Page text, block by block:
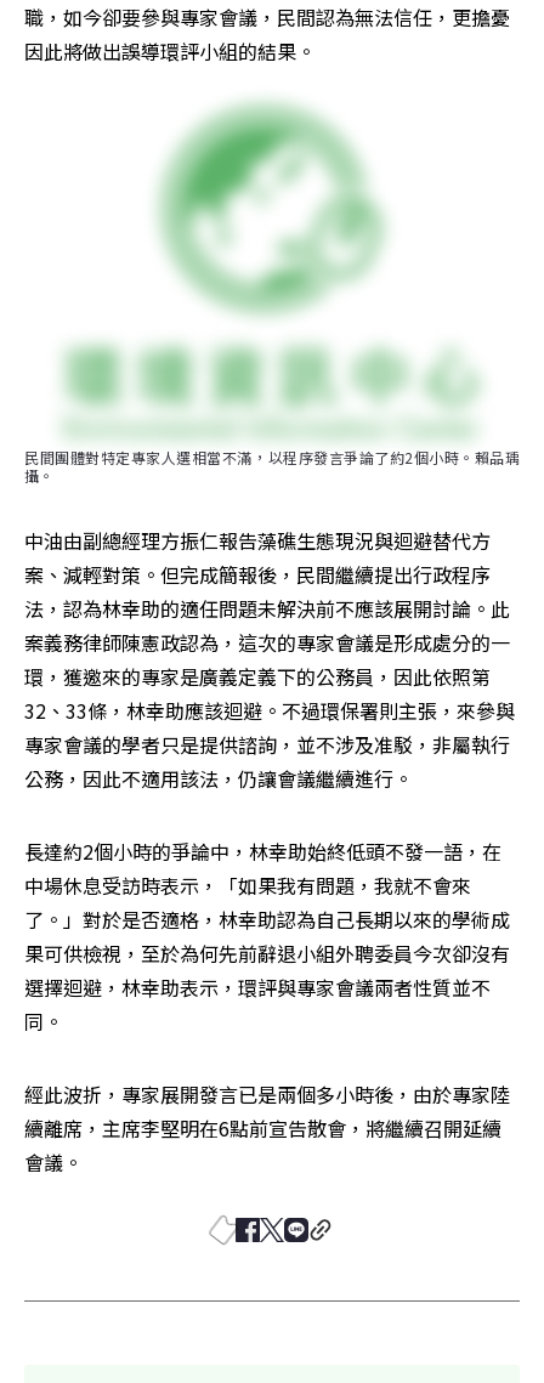
職，如今卻要參與專家會議，民間認為無法信任，更擔憂
因此將做出誤導環評小組的結果。
民間團體對特定專家人選相當不滿，以程序發言爭論了約2個小時。賴品瑀
攝。
中油由副總經理方振仁報告藻礁生態現況與迴避替代方
案、減輕對策。但完成簡報後，民間繼續提出行政程序
法，認為林幸助的適任問題未解決前不應該展開討論。此
案義務律師陳憲政認為，這次的專家會議是形成處分的一
環，獲邀來的專家是廣義定義下的公務員，因此依照第
32、33條，林幸助應該迴避。不過環保署則主張，來參與
專家會議的學者只是提供諮詢，並不涉及准駁，非屬執行
公務，因此不適用該法，仍讓會議繼續進行。
長達約2個小時的爭論中，林幸助始終低頭不發一語，在
中場休息受訪時表示，「如果我有問題，我就不會來
了。」對於是否適格，林幸助認為自己長期以來的學術成
果可供檢視，至於為何先前辭退小組外聘委員今次卻沒有
選擇迴避，林幸助表示，環評與專家會議兩者性質並不
同。
經此波折，專家展開發言已是兩個多小時後，由於專家陸
續離席，主席李堅明在6點前宣告散會，將繼續召開延續
會議。